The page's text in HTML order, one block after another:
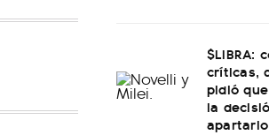
$LIBRA:
críticas,
pidió
la